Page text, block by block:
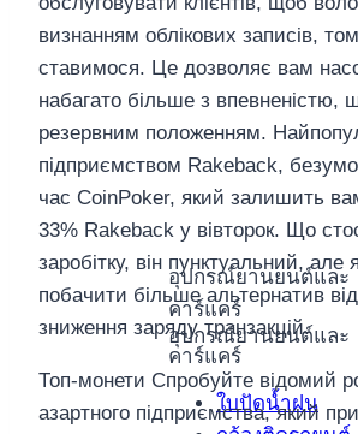
อุปกรณ์ยานยนต์และ
คาร์แคร์
อุปกรณ์ยานยนต์และ
คาร์แคร์
ใบปัดน้ำฝน
визнанням облікових записів,
ставимося. Це дозволяє вам
набагато більше з впевненістю,
резервним положенням.
підприємством Rakeback,
час CoinPoker, який залишить
33% Rakeback у вівторок. Що
заробітку, він пунктуальний, але
побачити більше альтернатив
зниження заряду транзакцій.
Топ-монети Спробуйте відомий
азартного підприємства, який